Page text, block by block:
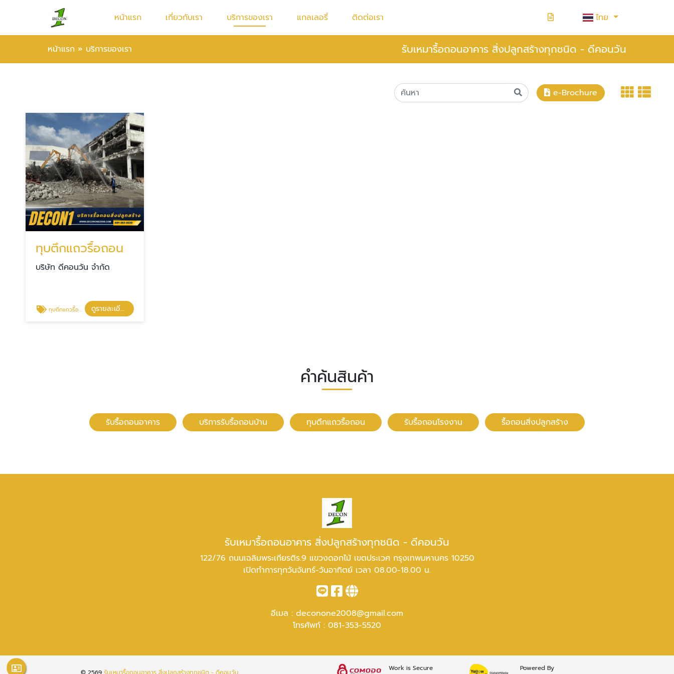
หน้าแรก เกี่ยวกับเรา บริการของเรา แกลเลอรี่ ติดต่อเรา ไทย
หน้าแรก » บริการของเรา รับเหมารื้อถอนอาคาร สิ่งปลูกสร้างทุกชนิด - ดีคอนวัน
e-Brochure
ทุบตึกแถวรื้อถอน
บริษัท ดีคอนวัน จำกัด
ทุบตึกแถวรื้อถอน ดูรายละเอียด
คำค้นสินค้า
รับรื้อถอนอาคาร บริการรับรื้อถอนบ้าน ทุบตึกแถวรื้อถอน รับรื้อถอนโรงงาน รื้อถอนสิ่งปลูกสร้าง
รับเหมารื้อถอนอาคาร สิ่งปลูกสร้างทุกชนิด - ดีคอนวัน
122/76 ถนนเฉลิมพระเกียรติร.9 แขวงดอกไม้ เขตประเวศ กรุงเทพมหานคร 10250
เปิดทำการทุกวันจันทร์-วันอาทิตย์ เวลา 08.00-18.00 น.
อีเมล : deconone2008@gmail.com
โทรศัพท์ : 081-353-5520
Work is Secure
Powered By